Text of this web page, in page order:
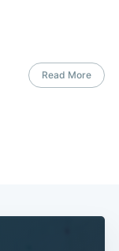
Read More